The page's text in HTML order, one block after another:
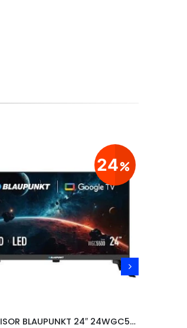
24
TELEVIISOR BLAUPUNKT 24″ 24WGC5500S, GOOGLE TV